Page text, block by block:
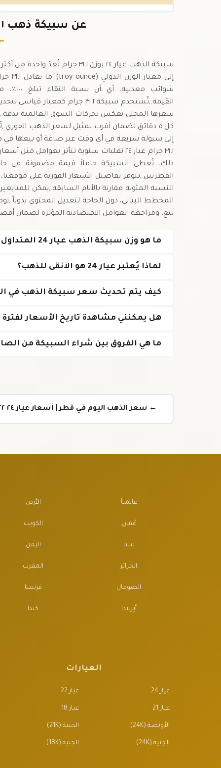
عن سبيكة ذهب ٣١.١ جرام عيار ٢٤ في قطر
سبيكة الذهب عيار ٢٤ بوزن ٣١.١
شوائب
القيمة.,تُستخدم سبيكة ٣١.١ جرام
سعرها المحلي يعكس تحركات السوق العالمية
كل ٥ دقائق لضمان أقرب تمثيل لسعر الذهب
إلى سيولة سريعة في أي وقت عبر صاغة أو بيعها في
٣١.١ جرام عيار ٢٤ تقلبات سنوية تتأثر
ذلك، تُعطي السبيكة حاملاً قيمة مضمونة في
القطريين.,تتوفر تفاصيل الأسعار الفورية على
النسبة المئوية مقارنة بالأيام السابقة.,يمكن
المخطط البياني، دون الحاجة لتعديل المحتوى
بيع، ومراجعة العوامل الاقتصادية المؤثرة لضمان
ما هو وزن سبيكة الذهب عيار 24 المتداول في قطر؟
لماذا يُعتبر عيار 24 هو الأنقى للذهب؟
كيف يتم تحديث سعر سبيكة الذهب في
هل يمكنني مشاهدة تاريخ الأسعار لفترة
ما هي الفروق بين شراء السبيكة من
← سعر الذهب اليوم في قطر | أسعار عيار ٢٤ ٢٢ ٢١ بالريال القطري
عالمياً الأردن
عُمان الكويت
ليبيا اليمن
الجزائر المغرب
الصومال فرنسا
أيرلندا كندا
العيارات
عيار 24 عيار 22
عيار 21 عيار 18
الأونصة (24K) الجنية (21K)
الجنية (24K) الجنية (18K)